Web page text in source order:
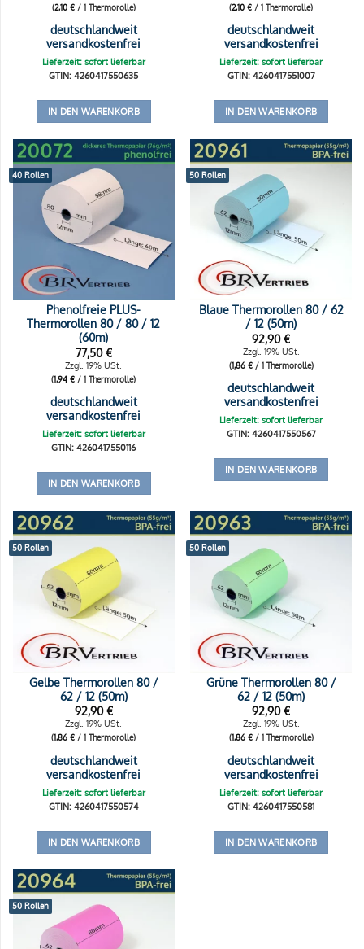
(2,10 €/ 1 Thermorolle)
deutschlandweit
versandkostenfrei
Lieferzeit: sofort lieferbar
GTIN: 4260417550635
IN DEN WARENKORB
(2,10€ / 1 Thermorolle)
deutschlandweit
versandkostenfrei
Lieferzeit: sofort lieferbar
GTIN: 4260417551007
IN DEN WARENKORB
40 Rollen
Phenolfreie PLUS-
Thermorollen 80 / 80 / 12
(60m)
77,50€
Zzgl. 19% USt.
(1,94€ / 1 Thermorolle)
deutschlandweit
versandkostenfrei
Lieferzeit: sofort lieferbar
GTIN: 4260417550116
IN DEN WARENKORB
50 Rollen
Blaue Thermorollen 80 / 62
/ 12 (50m)
92,90€
Zzgl. 19% USt.
(1,86 €/ 1 Thermorolle)
deutschlandweit
versandkostenfrei
Lieferzeit: sofort lieferbar
GTIN: 4260417550567
IN DEN WARENKORB
50 Rollen
Gelbe Thermorollen 80 /
62 / 12 (50m)
92,90€
Zzgl. 19% USt.
(1,86€ / 1 Thermorolle)
deutschlandweit
versandkostenfrei
Lieferzeit: sofort lieferbar
GTIN: 4260417550574
IN DEN WARENKORB
50 Rollen
Grüne Thermorollen 80 /
62 / 12 (50m)
92,90€
Zzgl. 19% USt.
(1,86 €/ 1 Thermorolle)
deutschlandweit
versandkostenfrei
Lieferzeit: sofort lieferbar
GTIN: 4260417550581
IN DEN WARENKORB
50 Rollen